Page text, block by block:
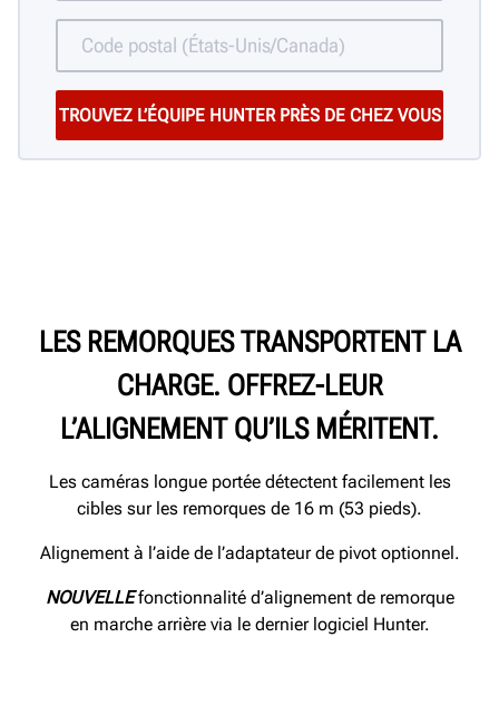
LES REMORQUES TRANSPORTENT LA
CHARGE. OFFREZ-LEUR
L’ALIGNEMENT QU’ILS MÉRITENT.
Les caméras longue portée détectent facilement les
cibles sur les remorques de 16 m (53 pieds).
Alignement à l’aide de l’adaptateur de pivot optionnel.
NOUVELLEfonctionnalité d’alignement de remorque
en marche arrière via le dernier logiciel Hunter.